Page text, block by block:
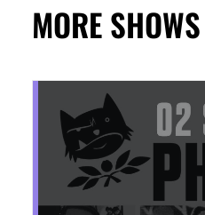
MORE SHOWS